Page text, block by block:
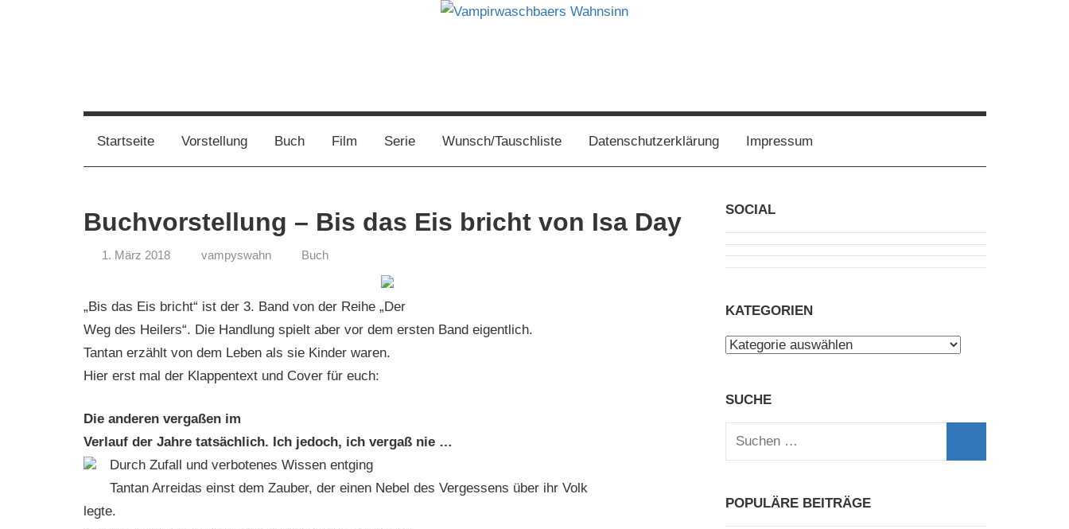
Vampirwaschbaers
Wahnsinn
Bücher,
Events,
Leben
mein
Wahnsinn
Startseite Vorstellung Buch Film Serie Wunsch/Tauschliste Datenschutzerklärung Impressum
Buchvorstellung – Bis das Eis bricht von Isa Day
1. März 2018 vampyswahn Buch
„Bis das Eis bricht“ ist der 3. Band von der Reihe „Der
Weg des Heilers“. Die Handlung spielt aber vor dem ersten Band eigentlich.
Tantan erzählt von dem Leben als sie Kinder waren.
Hier erst mal der Klappentext und Cover für euch:
Die anderen vergaßen im
Verlauf der Jahre tatsächlich. Ich jedoch, ich vergaß nie …
Durch Zufall und verbotenes Wissen entging
Tantan Arreidas einst dem Zauber, der einen Nebel des Vergessens über ihr Volk
legte.
SOCIAL
KATEGORIEN
Kategorien
SUCHE
Suchen
POPULÄRE BEITRÄGE